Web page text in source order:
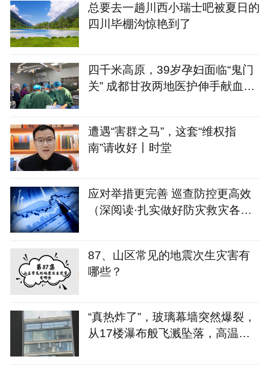
‌总要去一趟川西小瑞士吧被夏日的
四川毕棚沟惊艳到了
四千米高原，39岁孕妇面临“鬼门
关” 成都甘孜两地医护伸手献血彻
遭遇“害群之马”，这套“维权指
南”请收好丨时堂
应对举措更完善 巡查防控更高效
（深阅读·扎实做好防灾救灾各项
87、山区常见的地震次生灾害有
哪些？
“真热炸了”，玻璃幕墙突然爆裂，
从17楼瀑布般飞溅坠落，高温天